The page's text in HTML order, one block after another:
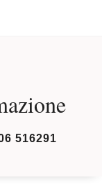
516291